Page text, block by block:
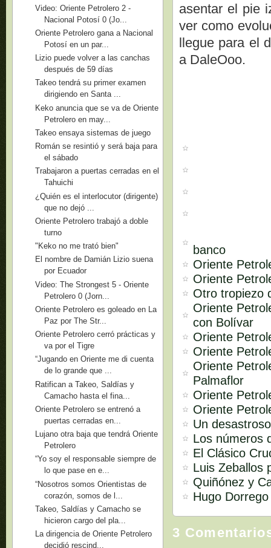
asentar el pie
ver como
llegue para el
a DaleOoo.
banco
Oriente
Oriente
Otro tropiezo
Oriente
con Bolívar
Oriente
Oriente
Oriente
Palmaflor
Oriente
Oriente
Un
Los números
El Clásico
Luis Zeballos
Quiñónez y
Hugo
3
Video: Oriente Petrolero 2 -
Nacional Potosí 0 (Jo...
Oriente Petrolero gana a Nacional
Potosí en un par...
Lizio puede volver a las canchas
después de 59 días
Takeo tendrá su primer examen
dirigiendo en Santa ...
Keko anuncia que se va de Oriente
Petrolero en may...
Takeo ensaya sistemas de juego
Román se resintió y será baja para
el sábado
Trabajaron a puertas cerradas en el
Tahuichi
¿Quién es el interlocutor (dirigente)
que no dejó ...
Oriente Petrolero trabajó a doble
turno
"Keko no me trató bien"
El nombre de Damián Lizio suena
por Ecuador
Video: The Strongest 5 - Oriente
Petrolero 0 (Jorn...
Oriente Petrolero es goleado en La
Paz por The Str...
Oriente Petrolero cerró prácticas y
va por el Tigre
“Jugando en Oriente me di cuenta
de lo grande que ...
Ratifican a Takeo, Saldías y
Camacho hasta el fina...
Oriente Petrolero se entrenó a
puertas cerradas en...
Lujano otra baja que tendrá Oriente
Petrolero
“Yo soy el responsable siempre de
lo que pase en e...
“Nosotros somos Orientistas de
corazón, somos de l...
Takeo, Saldías y Camacho se
hicieron cargo del pla...
La dirigencia de Oriente Petrolero
decidió rescind...